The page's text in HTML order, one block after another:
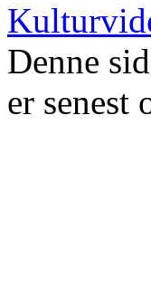
Denne
er senest